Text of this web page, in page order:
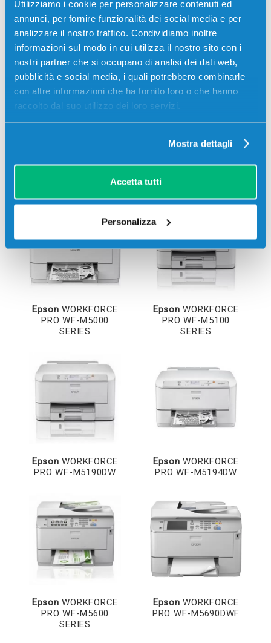
Utilizziamo i cookie per personalizzare contenuti ed
annunci, per fornire funzionalità dei social media e per
analizzare il nostro traffico. Condividiamo inoltre
informazioni sul modo in cui utilizza il nostro sito con i
nostri partner che si occupano di analisi dei dati web,
pubblicità e social media, i quali potrebbero combinarle
con altre informazioni che ha fornito loro o che hanno
raccolto dal suo utilizzo dei loro servizi.
Mostra dettagli
Accetta tutti
Personalizza
Stampanti compatibili
Epson WORKFORCE
PRO WF-M5000
SERIES
Epson WORKFORCE
PRO WF-M5100
SERIES
Epson WORKFORCE
PRO WF-M5190DW
Epson WORKFORCE
PRO WF-M5194DW
Epson WORKFORCE
PRO WF-M5600
SERIES
Epson WORKFORCE
PRO WF-M5690DWF